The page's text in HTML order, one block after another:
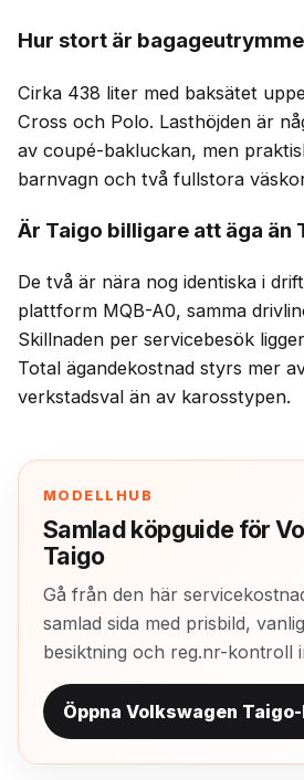
Hur stort är
Cirka 438 liter med baksätet
Cross och Polo. Lasthöjden är
av coupé-bakluckan, men
barnvagn och två fullstora
Är Taigo billigare att äga än
De två är nära nog identiska i
plattform MQB-A0, samma
Skillnaden per servicebesök
Total ägandekostnad styrs mer
verkstadsval än av karosstypen.
MODELLHUB
Samlad köpguide för
Taigo
Gå från den här
samlad sida med prisbild,
besiktning och reg.nr-kontroll
Öppna Volkswagen